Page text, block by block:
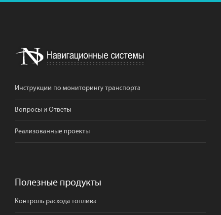
Инструкции по мониторингу транспорта
Вопросы и Ответы
Реализованные проекты
Полезные продукты
Контроль расхода топлива